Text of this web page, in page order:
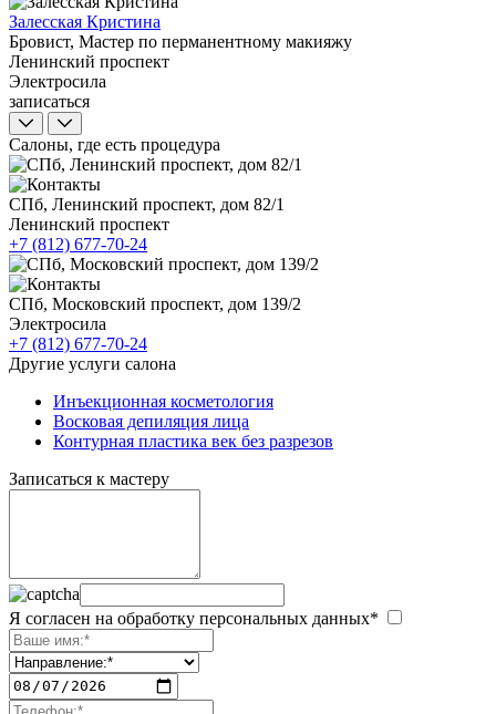
Залесская Кристина
Бровист, Мастер по перманентному макияжу
Ленинский проспект
Электросила
записаться
Салоны, где есть процедура
СПб, Ленинский проспект, дом 82/1
Ленинский проспект
+7 (812) 677-70-24
СПб, Московский проспект, дом 139/2
Электросила
+7 (812) 677-70-24
Другие услуги салона
Инъекционная косметология
Восковая депиляция лица
Контурная пластика век без разрезов
Записаться к мастеру
Я согласен на обработку персональных данных*